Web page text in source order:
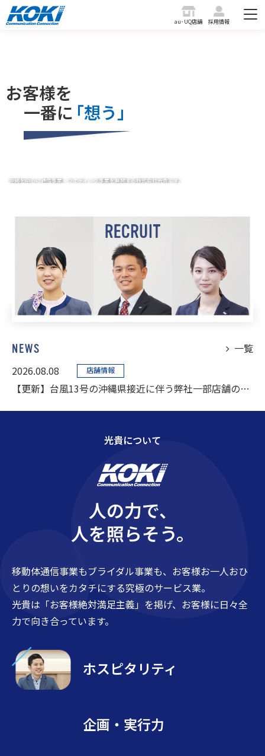
au･UQ店舗 採用情報
沖縄を中心に通信事業・ウェディング事業を展開する株式会社光貴です。
お客様を
一番に「想う」
NEWS
2026.08.08 店舗情報
【更新】台風13号の沖縄県接近に伴う弊社一部店舗の営業時間変更のお知らせ
一覧
光貴について
人の力で、
人を照らそう。
移動体通信事業もブライダル事業も、お客様お一人おひ
とりの想いをカタチにする究極のサービス業。
光貴は「お客様絶対満足主義」を掲げ、お客様に日々全
力で向き合っています。
ホスピタリティ
企画・実行力